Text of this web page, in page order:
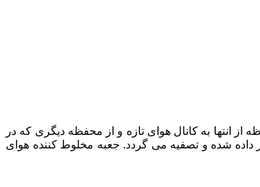
انتها به کانال هوای تازه و از محفظه دیگری که در
داده شده و تصفیه می گردد. جعبه مخلوط کننده هوای